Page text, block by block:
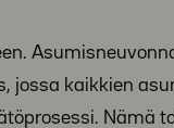
jossa kaikkien
Nämä